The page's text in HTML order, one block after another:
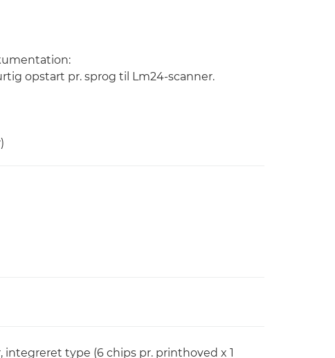
opstart pr. sprog til Lm24-scanner.
type (6 chips pr. printhoved x 1